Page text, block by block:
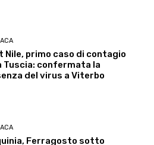
Nile, primo caso di contagio
Tuscia: confermata la
del virus a Viterbo
Ferragosto sotto